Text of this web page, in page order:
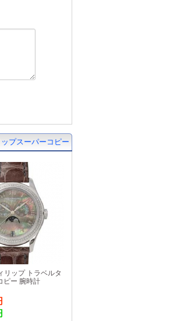
プスーパーコピー
リップ トラベルタ
ピー 腕時計